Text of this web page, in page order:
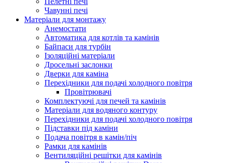
Чавунні печі
Матеріали для монтажу
Анемостати
Автоматика для котлів та камінів
Байпаси для турбін
Ізоляційні матеріали
Дросельні заслонки
Дверки для каміна
Перехідники для подачі холодного повітря
Провітрювачі
Комплектуючі для печей та камінів
Матеріали для водяного контуру
Перехідники для подачі холодного повітря
Підставки під каміни
Подача повітря в камін/піч
Рамки для камінів
Вентиляційні решітки для камінів